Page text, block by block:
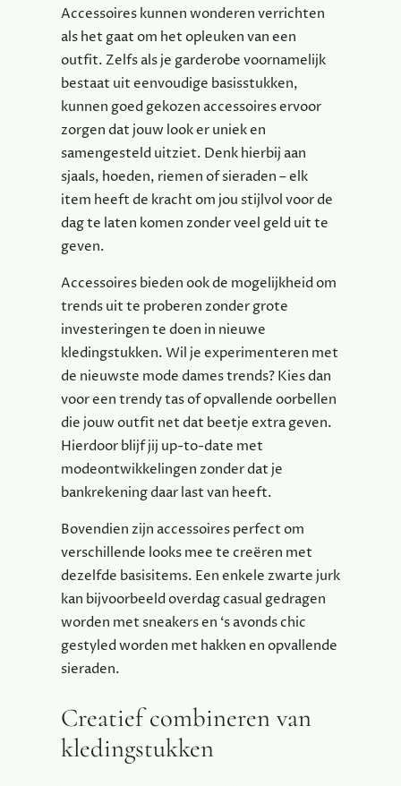
Accessoires kunnen wonderen verrichten
als het gaat om het opleuken van een
outfit. Zelfs als je garderobe voornamelijk
bestaat uit eenvoudige basisstukken,
kunnen goed gekozen accessoires ervoor
zorgen dat jouw look er uniek en
samengesteld uitziet. Denk hierbij aan
sjaals, hoeden, riemen of sieraden – elk
item heeft de kracht om jou stijlvol voor de
dag te laten komen zonder veel geld uit te
geven.
Accessoires bieden ook de mogelijkheid om
trends uit te proberen zonder grote
investeringen te doen in nieuwe
kledingstukken. Wil je experimenteren met
de nieuwste mode dames trends? Kies dan
voor een trendy tas of opvallende oorbellen
die jouw outfit net dat beetje extra geven.
Hierdoor blijf jij up-to-date met
modeontwikkelingen zonder dat je
bankrekening daar last van heeft.
Bovendien zijn accessoires perfect om
verschillende looks mee te creëren met
dezelfde basisitems. Een enkele zwarte jurk
kan bijvoorbeeld overdag casual gedragen
worden met sneakers en ‘s avonds chic
gestyled worden met hakken en opvallende
sieraden.
Creatief combineren van
kledingstukken